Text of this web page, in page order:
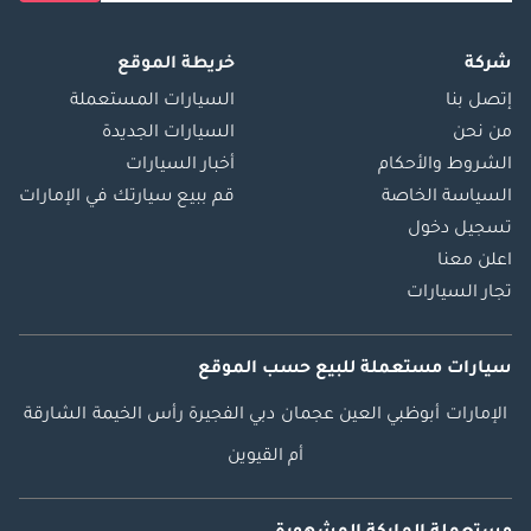
شركة
إتصل بنا
من نحن
الشروط والأحكام
السياسة الخاصة
تسجيل دخول
اعلن معنا
تجار السيارات
خريطة الموقع
السيارات المستعملة
السيارات الجديدة
أخبار السيارات
قم ببيع سيارتك في الإمارات
سيارات مستعملة للبيع حسب الموقع
الإمارات أبوظبي العين عجمان دبي الفجيرة رأس الخيمة الشارقة
أم القيوين